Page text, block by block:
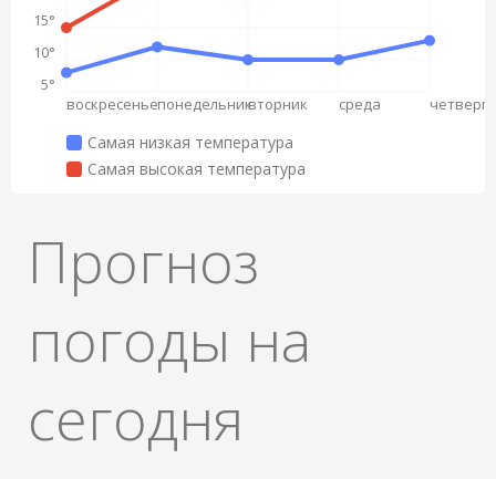
воскресеньепонедельниквторник среда четверг
5°
10°
15°
Самая низкая температура
Самая высокая температура
Прогноз
погоды на
сегодня